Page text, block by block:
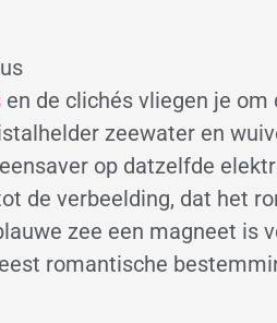
en de clichés vliegen je
zeewater en
op datzelfde
de verbeelding, dat het
zee een magneet is
romantische